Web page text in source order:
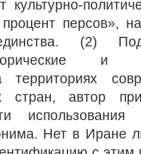
культурно-
персов»,
(2)
и
территориях
стран, автор
Нет в Иране